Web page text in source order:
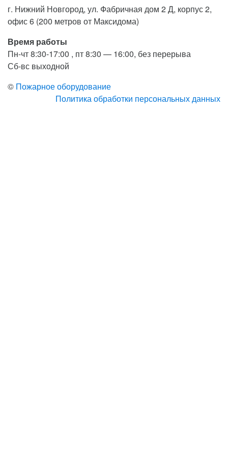
г. Нижний Новгород, ул. Фабричная дом 2 Д, корпус 2,
офис 6 (200 метров от Максидома)
Время работы
Пн-чт 8:30-17:00 , пт 8:30 — 16:00, без перерыва
Сб-вс выходной
© Пожарное оборудование
Политика обработки персональных данных